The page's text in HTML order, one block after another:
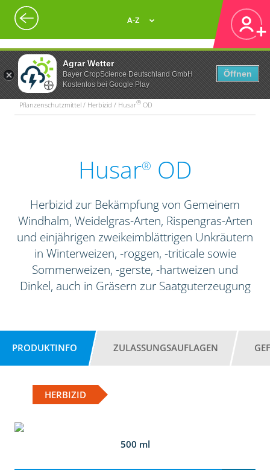
Agrar Wetter
Bayer CropScience Deutschland GmbH
Kostenlos bei Google Play
Öffnen
A-Z
Pflanzenschutzmittel / Herbizid / Husar® OD
Husar® OD
Herbizid zur Bekämpfung von Gemeinem
Windhalm, Weidelgras-Arten, Rispengras-Arten
und einjährigen zweikeimblättrigen Unkräutern
in Winterweizen, -roggen, -triticale sowie
Sommerweizen, -gerste, -hartweizen und
Dinkel, auch in Gräsern zur Saatguterzeugung
PRODUKTINFO ZULASSUNGSAUFLAGEN
HERBIZID
500 ml